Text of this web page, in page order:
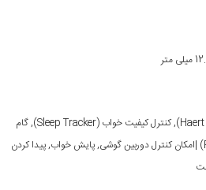
ضربان قلب (Haert Rate), کنترل کیفیت خواب (Sleep Tracker), گام
شمار (Pedometer) |امکان کنترل دوربین گوشی, پایش خواب, پیدا کردن